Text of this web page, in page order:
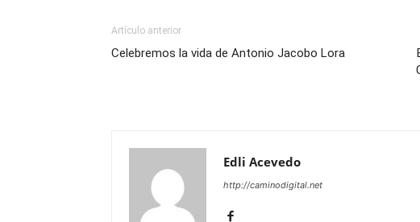
Artículo anterior
Celebremos la vida de Antonio Jacobo Lora
Edli Acevedo
http://caminodigital.net